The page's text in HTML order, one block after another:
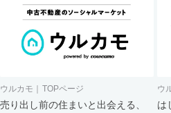
ウルカモ｜TOPページ
売り出し前の住まいと出会える、
ウ
は